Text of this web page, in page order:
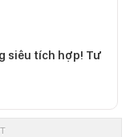
siêu tích hợp! Tư